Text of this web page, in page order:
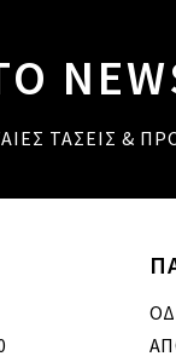
ΤΑΣΕΙΣ &